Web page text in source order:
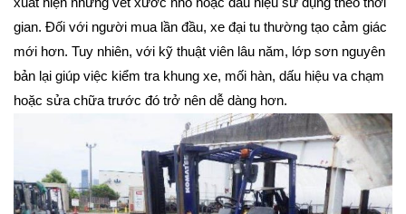
xuất hiện những vết xước nhỏ hoặc dấu hiệu sử dụng theo thời
gian. Đối với người mua lần đầu, xe đại tu thường tạo cảm giác
mới hơn. Tuy nhiên, với kỹ thuật viên lâu năm, lớp sơn nguyên
bản lại giúp việc kiểm tra khung xe, mối hàn, dấu hiệu va chạm
hoặc sửa chữa trước đó trở nên dễ dàng hơn.